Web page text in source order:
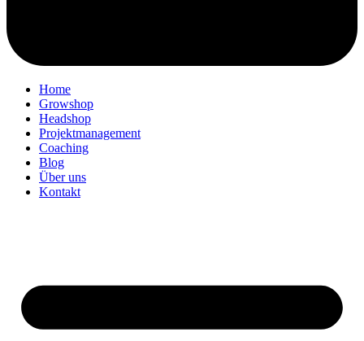
Home
Growshop
Headshop
Projektmanagement
Coaching
Blog
Über uns
Kontakt